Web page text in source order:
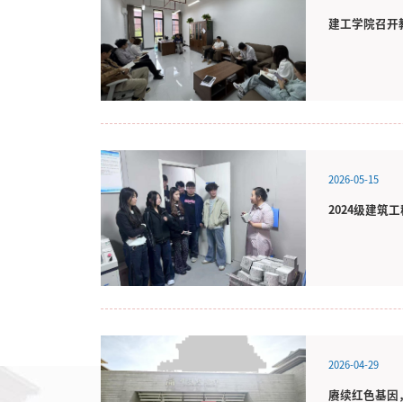
建工学院召开
2026-05-15
2024级建筑
2026-04-29
赓续红色基